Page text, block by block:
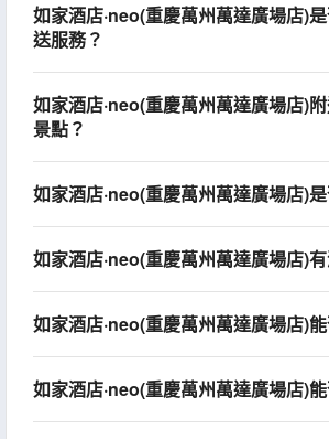
如家酒店·neo(重慶萬州萬達廣場店)
送服務？
如家酒店·neo(重慶萬州萬達廣場店)
景點？
如家酒店·neo(重慶萬州萬達廣場店)
如家酒店·neo(重慶萬州萬達廣場店)
如家酒店·neo(重慶萬州萬達廣場店)
如家酒店·neo(重慶萬州萬達廣場店)